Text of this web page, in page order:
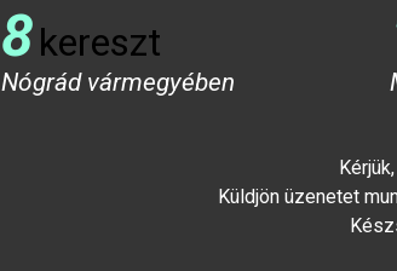
8kereszt
Nógrád vármegyében
Küldjön üzenetet